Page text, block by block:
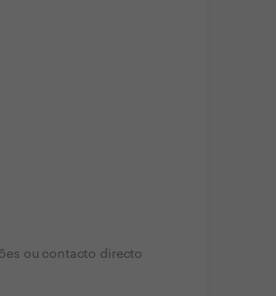
ou contacto directo